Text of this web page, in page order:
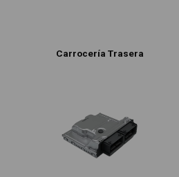
Carrocería Trasera